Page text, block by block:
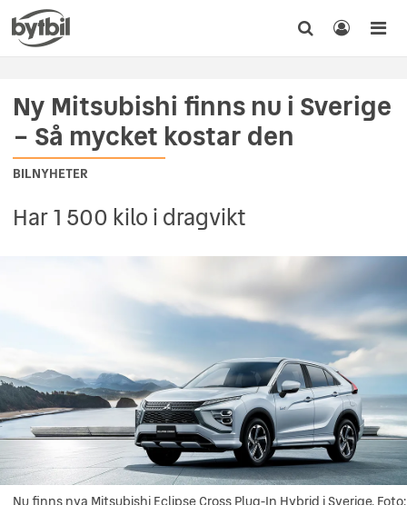
Ny Mitsubishi finns nu i Sverige
– Så mycket kostar den
BILNYHETER
Har 1 500 kilo i dragvikt
Nu finns nya Mitsubishi Eclipse Cross Plug-In Hybrid i Sverige.
Nu finns nya Mitsubishi Eclipse Cross Plug-In Hybrid i Sverige.